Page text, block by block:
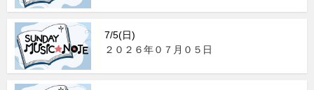
7/5(日)
２０２６年０７月０５日